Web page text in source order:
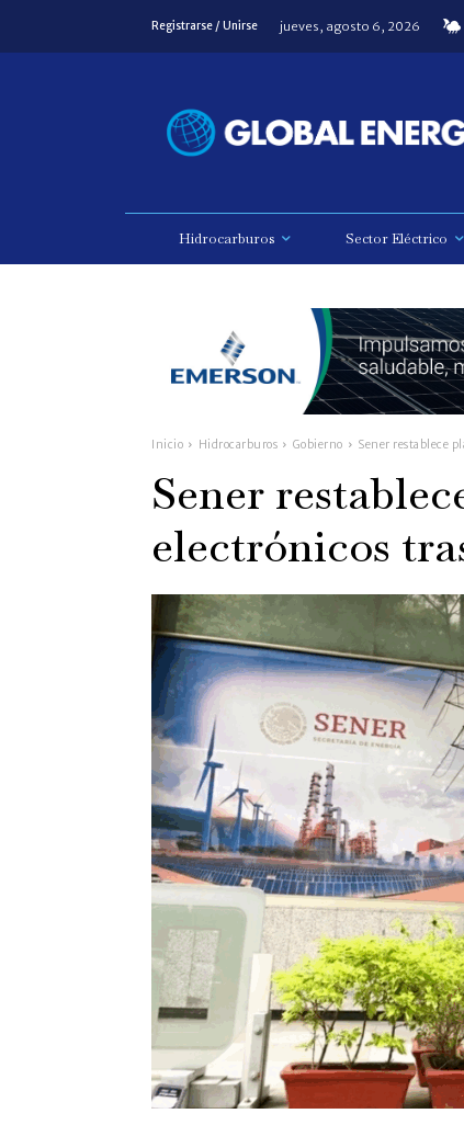
Registrarse / Unirse jueves, agosto 6, 2026
Hidrocarburos Sector Eléctrico
Inicio Hidrocarburos Gobierno Sener restablece
Sener
electrónicos